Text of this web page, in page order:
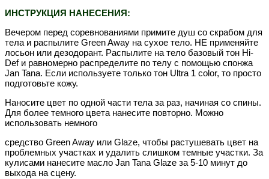
ИНСТРУКЦИЯ НАНЕСЕНИЯ:
Вечером перед соревнованиями примите душ со скрабом для
тела и распылите Green Away на сухое тело. НЕ применяйте
лосьон или дезодорант. Распылите на тело базовый тон Hi-
Def и равномерно распределите по телу с помощью спонжа
Jan Tana. Если используете только тон Ultra 1 color, то просто
подготовьте кожу.
Наносите цвет по одной части тела за раз, начиная со спины.
Для более темного цвета нанесите повторно. Можно
использовать немного
средство Green Away или Glaze, чтобы растушевать цвет на
проблемных участках и удалить слишком темные участки. За
кулисами нанесите масло Jan Tana Glaze за 5-10 минут до
выхода на сцену.